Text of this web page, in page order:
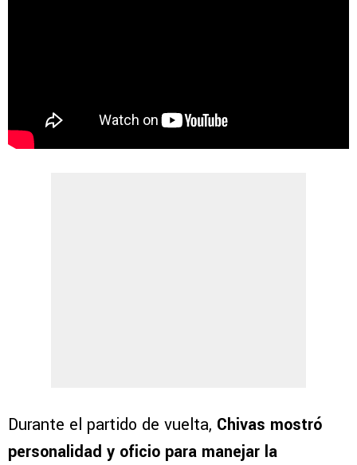
Durante el partido de vuelta, Chivas mostró
personalidad y oficio para manejar la